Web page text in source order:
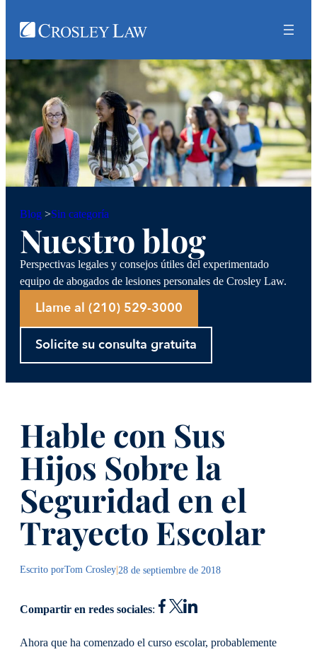
Blog >Sin categoría
Nuestro blog
Perspectivas legales y consejos útiles del experimentado
equipo de abogados de lesiones personales de Crosley Law.
Llame al (210) 529-3000
Solicite su consulta gratuita
Hable con Sus
Hijos Sobre la
Seguridad en el
Trayecto Escolar
Escrito porTom Crosley|28 de septiembre de 2018
Compartir en redes sociales:
Ahora que ha comenzado el curso escolar, probablemente